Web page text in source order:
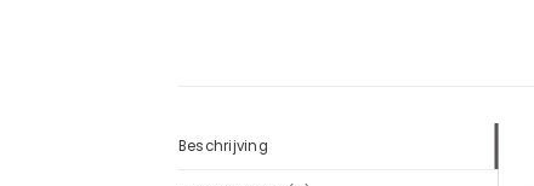
Beschrijving